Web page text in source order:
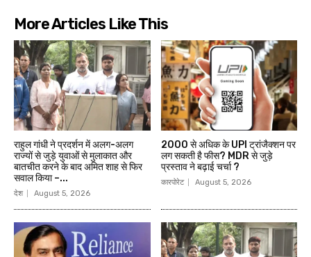
More Articles Like This
राहुल गांधी ने प्रदर्शन में अलग-अलग
राज्यों से जुड़े युवाओं से मुलाकात और
बातचीत करने के बाद अमित शाह से फिर
सवाल किया –...
देश August 5, 2026
₹2000 से अधिक के UPI ट्रांजैक्शन पर
लग सकती है फीस? MDR से जुड़े
प्रस्ताव ने बढ़ाई चर्चा ?
कारपोरेट August 5, 2026